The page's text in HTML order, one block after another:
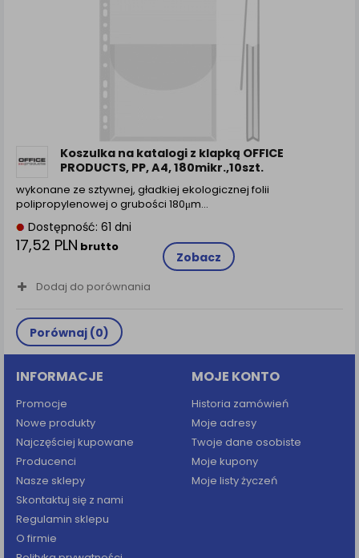
Koszulka na katalogi z klapką OFFICE
PRODUCTS, PP, A4, 180mikr.,10szt.
wykonane ze sztywnej, gładkiej ekologicznej folii
polipropylenowej o grubości 180μm...
Dostępność: 61 dni
17,52 PLN brutto
Zobacz
Dodaj do porównania
Porównaj (0)
INFORMACJE
Promocje
Nowe produkty
Najczęściej kupowane
Producenci
Nasze sklepy
Skontaktuj się z nami
Regulamin sklepu
O firmie
MOJE KONTO
Historia zamówień
Moje adresy
Twoje dane osobiste
Moje kupony
Moje listy życzeń